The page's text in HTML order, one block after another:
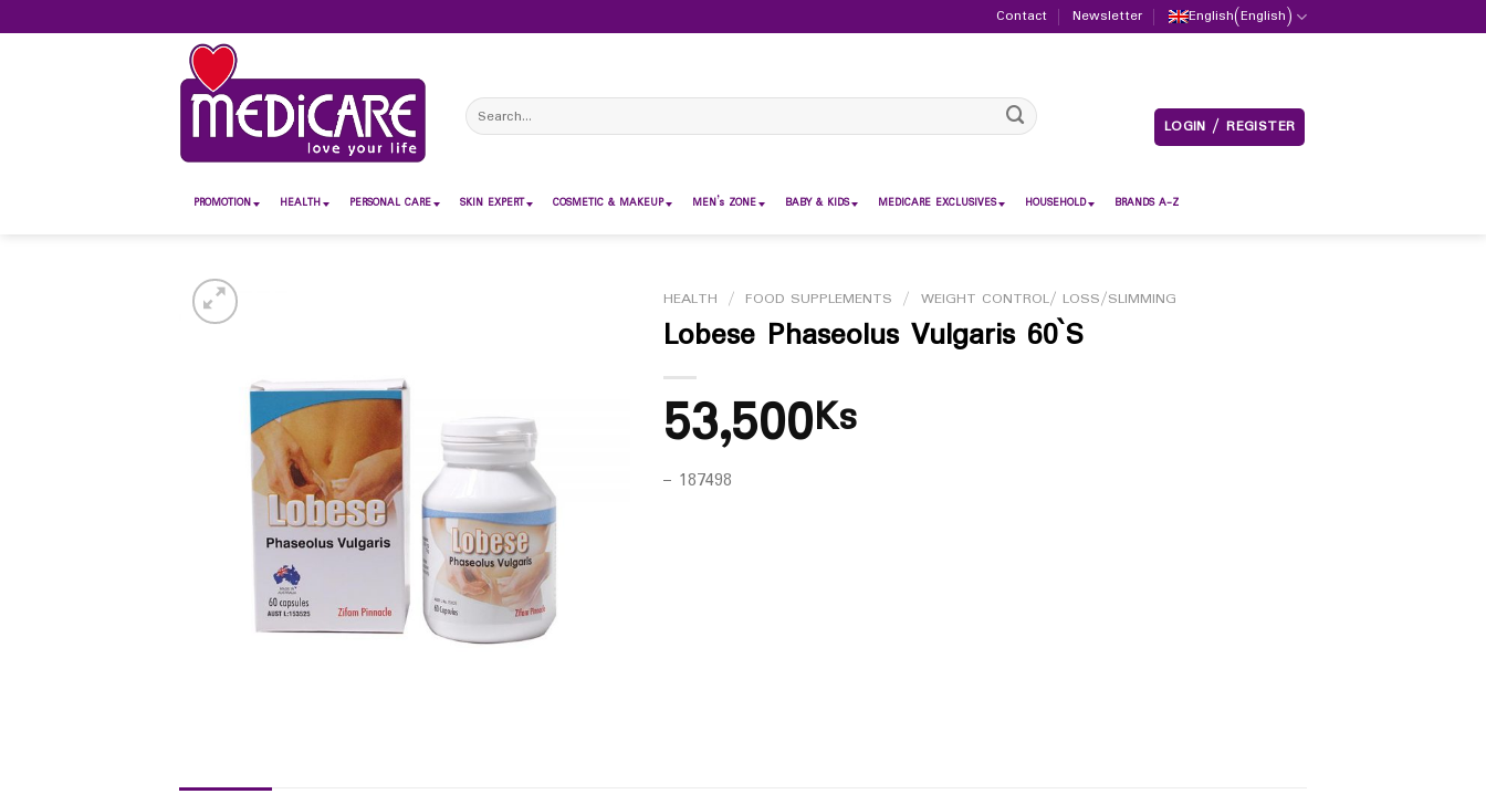
to
Contact Newsletter English(English)
Search
for:
LOGIN / REGISTER
PROMOTION HEALTH PERSONAL CARE SKIN EXPERT COSMETIC & MAKEUP MEN’s ZONE BABY & KIDS MEDICARE EXCLUSIVES HOUSEHOLD BRANDS A-Z
HEALTH / FOOD SUPPLEMENTS / WEIGHT CONTROL/ LOSS/SLIMMING
Lobese Phaseolus Vulgaris 60`S
53,500Ks
– 187498